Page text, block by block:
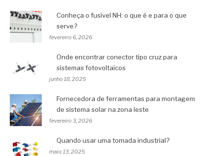
Conheça o fusível NH: o que é e para o que
serve?
fevereiro 6, 2026
Onde encontrar conector tipo cruz para
sistemas fotovoltaicos
junho 18, 2025
Fornecedora de ferramentas para montagem
de sistema solar na zona leste
fevereiro 3, 2026
Quando usar uma tomada industrial?
maio 13, 2025